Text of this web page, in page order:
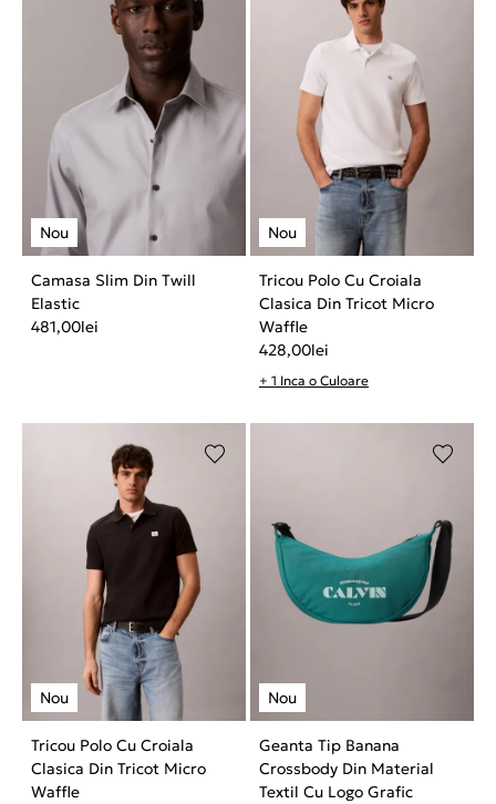
Camasa Slim Din Twill
Elastic
481,00lei
Tricou Polo Cu Croiala
Clasica Din Tricot Micro
Waffle
428,00lei
+ 1 Inca o Culoare
Tricou Polo Cu Croiala
Clasica Din Tricot Micro
Waffle
Geanta Tip Banana
Crossbody Din Material
Textil Cu Logo Grafic